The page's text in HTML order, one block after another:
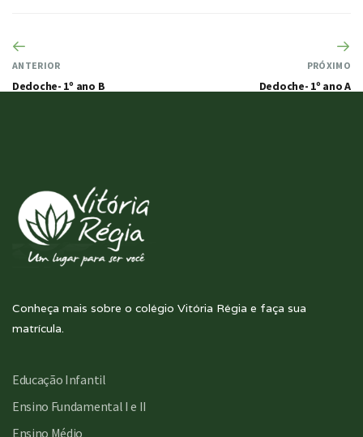
ANTERIOR
Dedoche- 1º ano B
PRÓXIMO
Dedoche- 1º ano A
Conheça mais sobre o colégio Vitória Régia e faça sua
matrícula.
Educação Infantil
Ensino Fundamental I e II
Ensino Médio